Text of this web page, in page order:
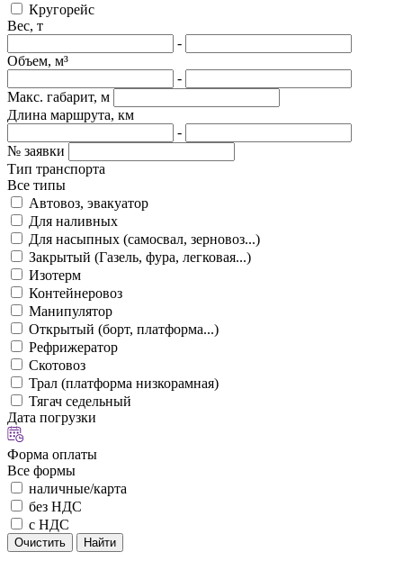
Кругорейс
Вес, т
-
Объем, м³
-
Макс. габарит, м
Длина маршрута, км
-
№ заявки
Тип транспорта
Все типы
Автовоз, эвакуатор
Для наливных
Для насыпных (самосвал, зерновоз...)
Закрытый (Газель, фура, легковая...)
Изотерм
Контейнеровоз
Манипулятор
Открытый (борт, платформа...)
Рефрижератор
Скотовоз
Трал (платформа низкорамная)
Тягач седельный
Дата погрузки
Форма оплаты
Все формы
наличные/карта
без НДС
с НДС
Очистить Найти